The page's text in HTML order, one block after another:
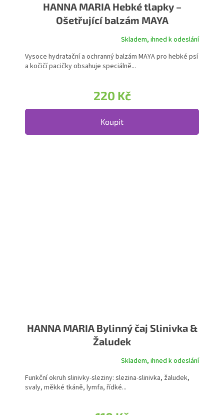
HANNA MARIA Hebké tlapky –
Ošetřující balzám MAYA
Průměrné hodnocení produktu je 5,0 z 5 hvězdiček.
Skladem, ihned k odeslání
220 Kč
Koupit
Vysoce hydratační a ochranný balzám MAYA pro hebké psí
a kočičí pacičky obsahuje speciálně...
HANNA MARIA Bylinný čaj Slinivka &
Žaludek
Skladem, ihned k odeslání
Funkční okruh slinivky-sleziny: slezina-slinivka, žaludek,
svaly, měkké tkáně, lymfa, řídké...